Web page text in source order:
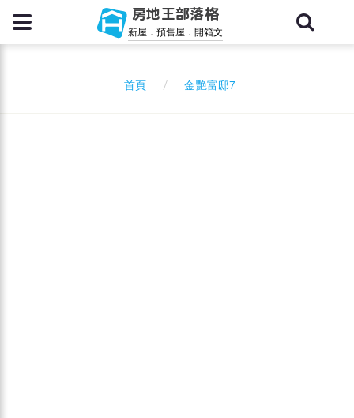
房地王部落格
新屋．預售屋．開箱文
首頁 金艷富邸7